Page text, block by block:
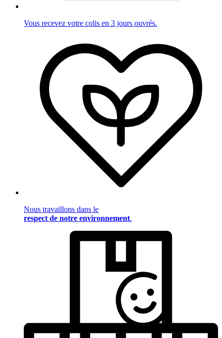
Vous recevez votre colis en 3 jours ouvrés.
Nous travaillons dans le
respect de notre environnement.